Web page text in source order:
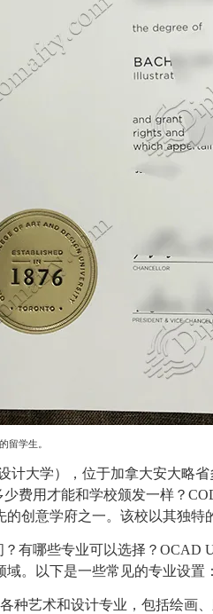
留学生。
计大学），位于加拿大安大略
少费用才能和学校颁发一样？
创意学府之一。该校以其独特
？有哪些专业可以选择？OCAD
。以下是一些常见的专业设置：
种艺术和设计专业，包括绘画